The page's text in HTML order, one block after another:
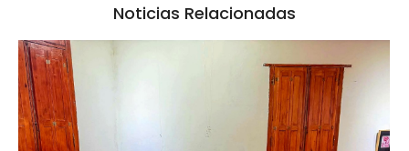
Noticias Relacionadas